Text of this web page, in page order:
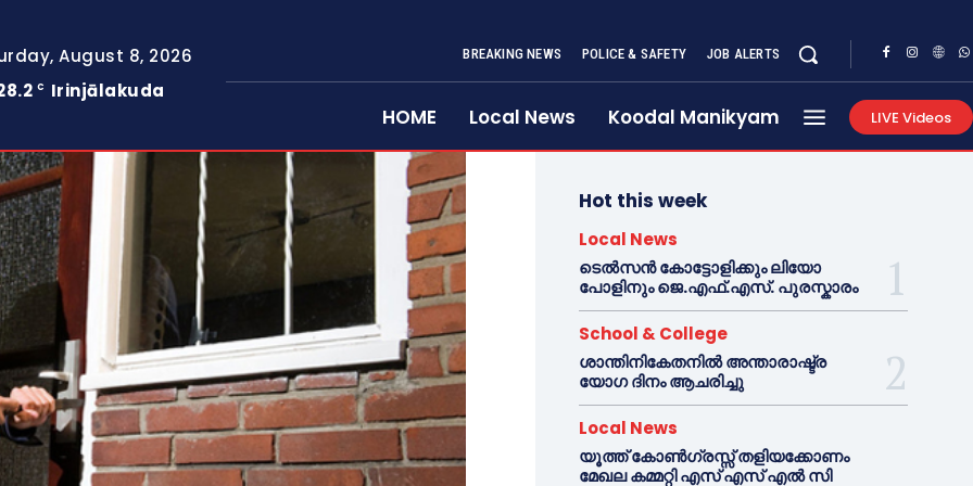
August 8, 2026
C Irinjālakuda
BREAKING NEWS POLICE & SAFETY JOB ALERTS
HOME Local News Koodal Manikyam LIVE Videos
Hot this week
Local News
ടെൽസൻ കോട്ടോളിക്കും ലിയോ
പോളിനും ജെ.എഫ്.എസ്. പുരസ്കാരം
School & College
ശാന്തിനികേതനിൽ അന്താരാഷ്ട്ര
യോഗ ദിനം ആചരിച്ചു
Local News
യൂത്ത് കോൺഗ്രസ്സ് തളിയക്കോണം
മേഖല കമ്മറ്റി എസ് എസ് എൽ സി